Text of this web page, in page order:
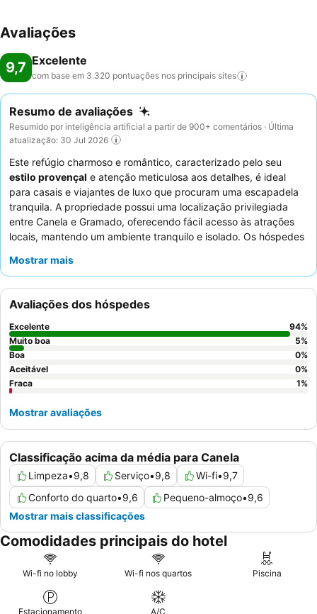
Avaliações
9,7 Excelente
com base em 3.320 pontuações nos principais sites
Resumo de avaliações
Resumido por inteligência artificial a partir de 900+ comentários · Última
atualização: 30 Jul 2026
Este refúgio charmoso e romântico, caracterizado pelo seu
estilo provençal e atenção meticulosa aos detalhes, é ideal
para casais e viajantes de luxo que procuram uma escapadela
tranquila. A propriedade possui uma localização privilegiada
entre Canela e Gramado, oferecendo fácil acesso às atrações
locais, mantendo um ambiente tranquilo e isolado. Os hóspedes
pisos de casa de banho aquecidos
no seu serviço exemplar e no sempre elogiado e delicioso
pequeno-almoço com uma grande variedade de opções
frescas e caseiras. Para uma experiência verdadeiramente
relaxante, considere reservar um quarto com pisos de casa de
banho aquecidos, especialmente durante as estações mais
frias.
Mostrar mais
Classificação acima da média para Canela
Limpeza•9,8 Serviço•9,8 Wi-fi•9,7
Conforto do quarto•9,6 Pequeno-almoço•9,6
Mostrar mais classificações
Avaliações dos hóspedes
Excelente 94%
Muito boa
5%
Boa
0%
Aceitável
0%
Fraca
1%
Mostrar avaliações
Comodidades principais do hotel
Wi-fi no lobby Wi-fi nos quartos Piscina
Estacionamento A/C